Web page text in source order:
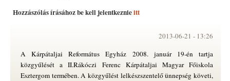
Hozzászólás írásához be kell jelentkeznieitt
2013-06-21 - 13:26
A Kárpátaljai Református Egyház 2008. január 19-én tartja
közgyűlését a II.Rákóczi Ferenc Kárpátaljai Magyar Főiskola
Esztergom termében. A közgyűlést lelkészszentelő ünnepség követi,